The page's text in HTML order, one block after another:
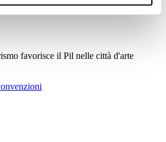
favorisce il Pil nelle città d'arte